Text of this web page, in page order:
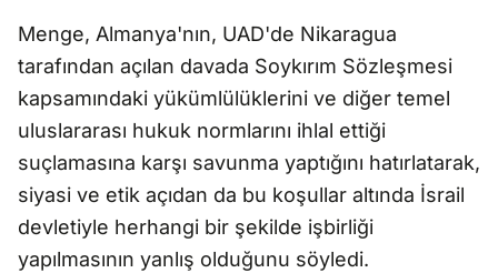
Menge, Almanya'nın, UAD'de Nikaragua
tarafından açılan davada Soykırım Sözleşmesi
kapsamındaki yükümlülüklerini ve diğer temel
uluslararası hukuk normlarını ihlal ettiği
suçlamasına karşı savunma yaptığını hatırlatarak,
siyasi ve etik açıdan da bu koşullar altında İsrail
devletiyle herhangi bir şekilde işbirliği
yapılmasının yanlış olduğunu söyledi.